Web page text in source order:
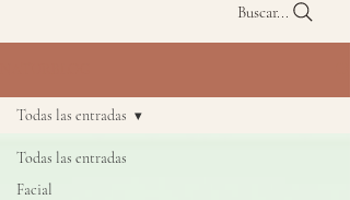
Buscar...
Todas las entradas
Facial
Todas las entradas